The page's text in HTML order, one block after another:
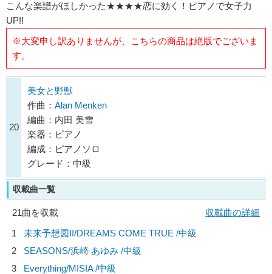
こんな楽譜がほしかった★★★★恋に効く！ピアノで女子力
UP!!
※大変申し訳ありませんが、こちらの商品は絶版でございま
す。
20
美女と野獣
作曲： Alan Menken
編曲：内田 美雪
楽器：ピアノ
編成：ピアノソロ
グレード：中級
収載曲一覧
21曲を収載
収載曲の詳細
1
未来予想図II/DREAMS COME TRUE /中級
2
SEASONS/浜崎 あゆみ /中級
3
Everything/MISIA/中級